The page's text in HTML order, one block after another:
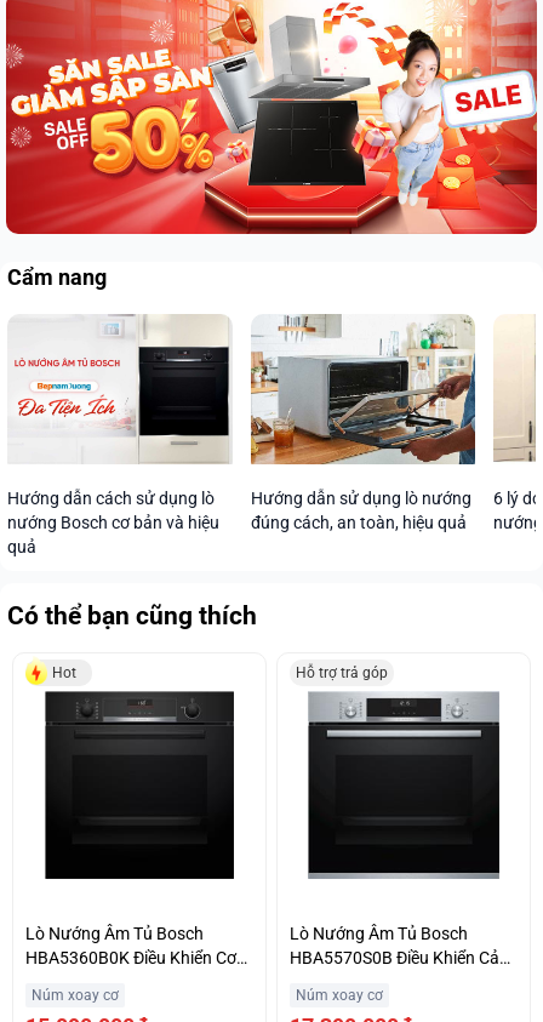
Cẩm nang
Hướng dẫn cách sử dụng lò
nướng Bosch cơ bản và hiệu
quả
Hướng dẫn sử dụng lò nướng
đúng cách, an toàn, hiệu quả
6 lý
Có thể bạn cũng thích
Hot
Lò Nướng Âm Tủ Bosch
HBA5360B0K Điều Khiển Cơ
Núm xoay cơ
Hỗ trợ trả góp
Lò Nướng Âm Tủ Bosch
HBA5570S0B Điều Khiển Cảm
Núm xoay cơ